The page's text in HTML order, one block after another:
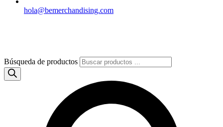
hola@bemerchandising.com
Búsqueda de productos